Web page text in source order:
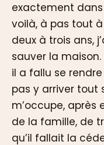
exactement
voilà, à pas tout
deux à trois ans,
sauver la
il a fallu se
pas y arriver tout
m’occupe, après
de la famille, de
qu’il fallait la